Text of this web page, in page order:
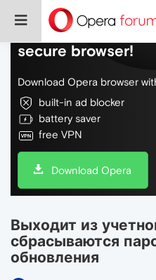
Do more on the
secure browser!
Download Opera browser
built-in ad blocker
battery saver
free VPN
Download Opera
Выходит из
сбрасываются
обновления